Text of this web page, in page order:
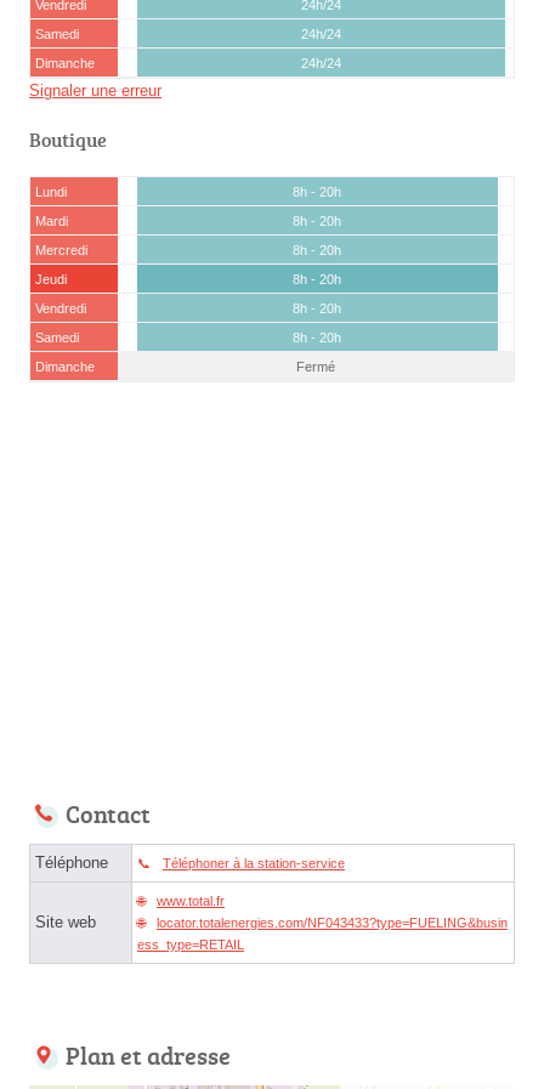
Vendredi
24h/24
Samedi
24h/24
Dimanche
24h/24
Signaler une erreur
Boutique
Lundi
8h - 20h
Mardi
8h - 20h
Mercredi
8h - 20h
Jeudi
8h - 20h
Vendredi
8h - 20h
Samedi
8h - 20h
Dimanche
Fermé
Contact
Téléphone Téléphoner à la station-service
Site web
www.total.fr
locator.totalenergies.com/NF043433?type=FUELING&busin
ess_type=RETAIL
Plan et adresse